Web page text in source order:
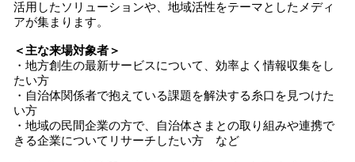
活用したソリューションや、地域活性をテーマとしたメディ
アが集まります。
＜主な来場対象者＞
・地方創生の最新サービスについて、効率よく情報収集をし
たい方
・自治体関係者で抱えている課題を解決する糸口を見つけた
い方
・地域の民間企業の方で、自治体さまとの取り組みや連携で
きる企業についてリサーチしたい方 など